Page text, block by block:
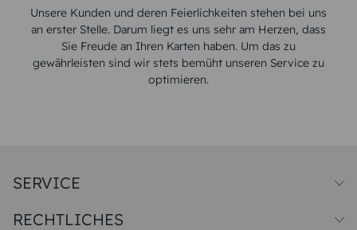
Unsere Kunden und deren Feierlichkeiten stehen bei uns
an erster Stelle. Darum liegt es uns sehr am Herzen, dass
Sie Freude an Ihren Karten haben. Um das zu
gewährleisten sind wir stets bemüht unseren Service zu
optimieren.
SERVICE
Papiersorten
RECHTLICHES